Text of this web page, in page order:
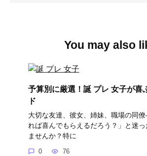
You may also
予算別に厳選！誕 プレ 女子が喜
ド
大切な友達、彼女、姉妹、職場の同
れば喜んでもらえるだろう？」と迷っ
ませんか？特に
0 76